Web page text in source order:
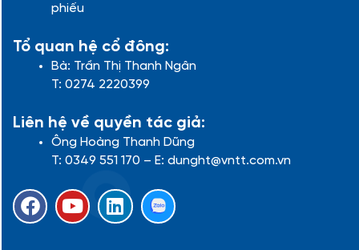
phiếu
Tổ quan hệ cổ đông:
Bà: Trần Thị Thanh Ngân
T: 0274 2220399
Liên hệ về quyền tác giả:
Ông Hoàng Thanh Dũng
T: 0349 551 170 – E: dunght@vntt.com.vn
F
a
Y
o
L
i